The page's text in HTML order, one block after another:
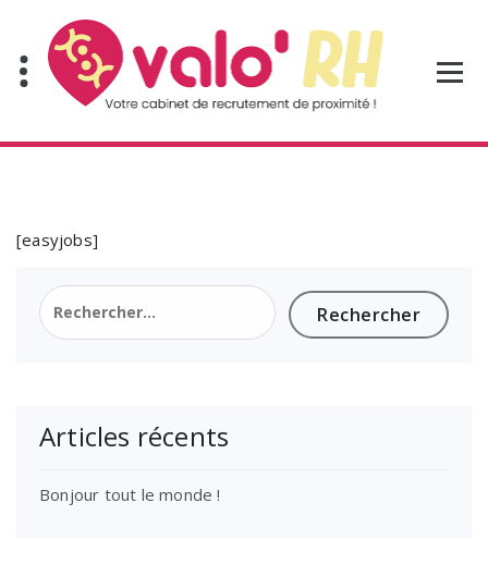
contenu
[easyjobs]
Rechercher :
Articles récents
Bonjour tout le monde !